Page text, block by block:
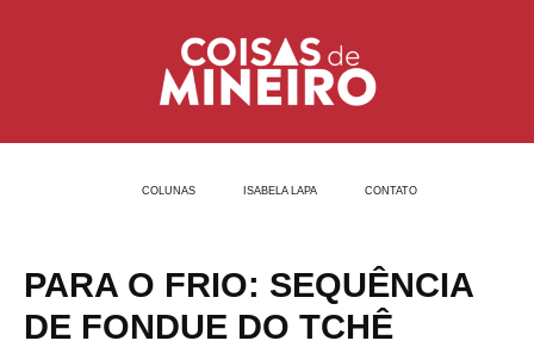
COLUNAS ISABELA LAPA CONTATO
PARA O FRIO: SEQUÊNCIA
DE FONDUE DO TCHÊ